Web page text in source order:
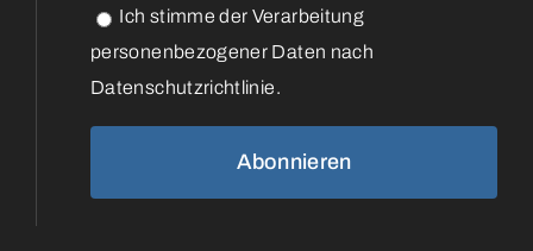
Ich stimme der Verarbeitung
personenbezogener Daten nach
Datenschutzrichtlinie.